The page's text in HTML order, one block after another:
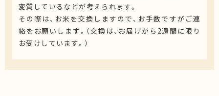
変質しているなどが考えられます。
その際は、お米を交換しますので、お手数ですがご連
絡をお願いします。（交換は、お届けから2週間に限り
お受けしています。）